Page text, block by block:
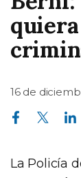
Nación
16 de
Compartir en Facebook Compartir en Twitter Compartir en Linkedin
La Policía